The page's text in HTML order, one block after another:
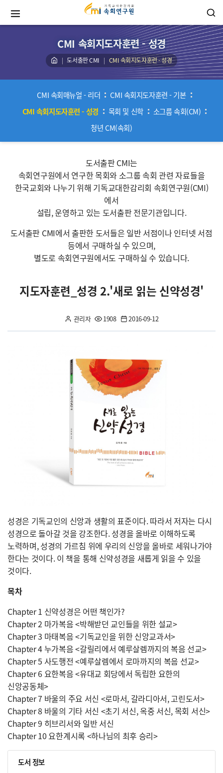
CMI 속회지도자훈련 - 성경
도서출판 CMI CMI 속회지도자훈련 - 성경
CMI 속회매뉴얼 - 리더
CMI 속회지도자훈련 - 기본
CMI 속회지도자훈련 - 성경
목회 및 신학
소그룹 속회(CM)
청년 CM(속회)
도서출판 CMI는
속회연구원에서 연구한 목회와 소그룹 속회 관련 자료들을
한국교회와 나누기 위해 기독교대한감리회 속회연구원(CMI)
에서
설립, 운영하고 있는 도서출판 전문기관입니다.
도서출판 CMI에서 출판한 도서들은 일반 서점이나 인터넷 서점
등에서 구매하실 수 있으며,
별도로 속회연구원에서도 구매하실 수 있습니다.
지도자훈련_성경 2.'새로 읽는 신약성경'
관리자 1908 2016-09-12
성경은 기독교인의 신앙과 생활의 표준이다. 따라서 저자는 다시
성경으로 돌아갈 것을 강조한다. 성경을 올바로 이해하도록
노력하며, 성경의 가르침 위에 우리의 신앙을 올바로 세워나가야
한다는 것이다. 이 책을 통해 신약성경을 새롭게 읽을 수 있을
것이다.
목차
Chapter 1 신약성경은 어떤 책인가?
Chapter 2 마가복음 <박해받던 교인들을 위한 설교>
Chapter 3 마태복음 <기독교인을 위한 신앙교과서>
Chapter 4 누가복음 <갈릴리에서 예루살렘까지의 복음 선교>
Chapter 5 사도행전 <예루살렘에서 로마까지의 복음 선교>
Chapter 6 요한복음 <유대교 회당에서 독립한 요한의
신앙공동체>
Chapter 7 바울의 주요 서신 <로마서, 갈라디아서, 고린도서>
Chapter 8 바울의 기타 서신 <초기 서신, 옥중 서신, 목회 서신>
Chapter 9 히브리서와 일반 서신
Chapter 10 요한계시록 <하나님의 최후 승리>
도서 정보